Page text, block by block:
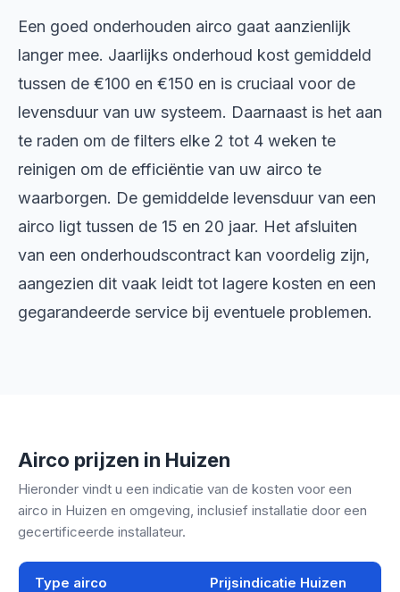
Een goed onderhouden airco gaat aanzienlijk
langer mee. Jaarlijks onderhoud kost gemiddeld
tussen de €100 en €150 en is cruciaal voor de
levensduur van uw systeem. Daarnaast is het aan
te raden om de filters elke 2 tot 4 weken te
reinigen om de efficiëntie van uw airco te
waarborgen. De gemiddelde levensduur van een
airco ligt tussen de 15 en 20 jaar. Het afsluiten
van een onderhoudscontract kan voordelig zijn,
aangezien dit vaak leidt tot lagere kosten en een
gegarandeerde service bij eventuele problemen.
Airco prijzen in Huizen
Hieronder vindt u een indicatie van de kosten voor een
airco in Huizen en omgeving, inclusief installatie door een
gecertificeerde installateur.
Type airco Prijsindicatie Huizen